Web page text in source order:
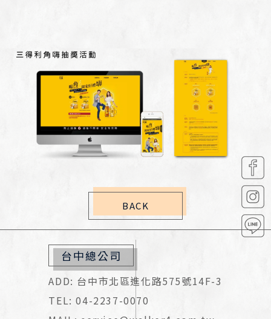
BACK
台中總公司
ADD: 台中市北區進化路575號14F-3
TEL: 04-2237-0070